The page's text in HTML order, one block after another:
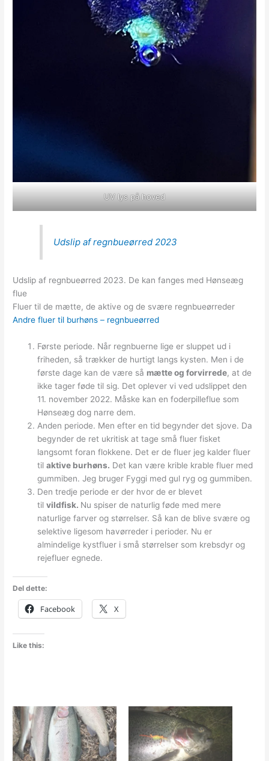
UV lys på hoved
Udslip af regnbueørred 2023
Udslip af regnbueørred 2023. De kan fanges med Hønseæg
flue
Fluer til de mætte, de aktive og de svære regnbueørreder
Andre fluer til burhøns – regnbueørred
Første periode. Når regnbuerne lige er sluppet ud i
friheden, så trækker de hurtigt langs kysten. Men i de
første dage kan de være så mætte og forvirrede, at de
ikke tager føde til sig. Det oplever vi ved udslippet den
11. november 2022. Måske kan en foderpilleflue som
Hønseæg dog narre dem.
Anden periode. Men efter en tid begynder det sjove. Da
begynder de ret ukritisk at tage små fluer fisket
langsomt foran flokkene. Det er de fluer jeg kalder fluer
tilaktive burhøns. Det kan være krible krable fluer med
gummiben. Jeg bruger Fyggi med gul ryg og gummiben.
Den tredje periode er der hvor de er blevet
tilvildfisk. Nu spiser de naturlig føde med mere
naturlige farver og størrelser. Så kan de blive svære og
selektive ligesom havørreder i perioder. Nu er
almindelige kystfluer i små størrelser som krebsdyr og
rejefluer egnede.
Del dette:
Facebook X
Like this: